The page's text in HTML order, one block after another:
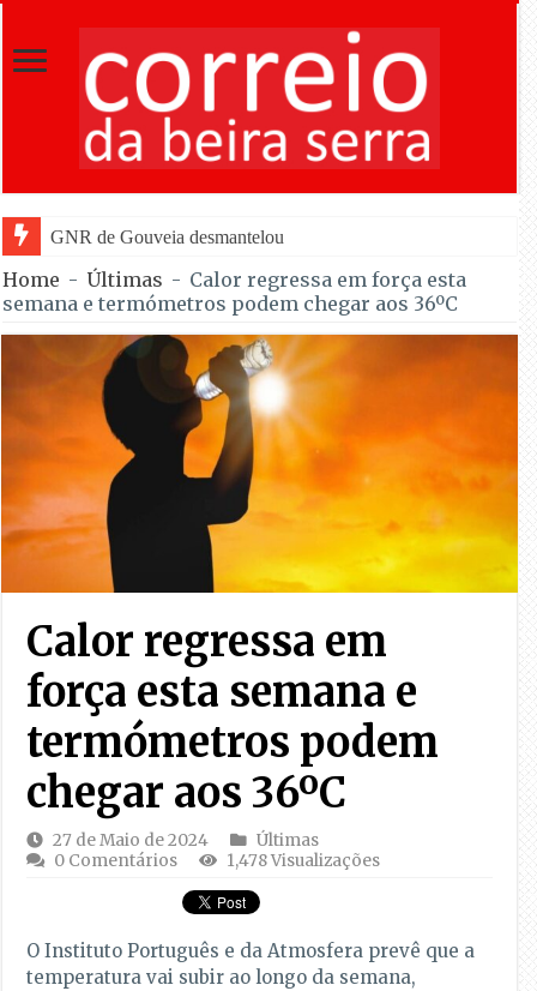
GNR de Gouveia desmantelou alegada rede de furtos de co
Home - Últimas - Calor regressa em força esta
semana e termómetros podem chegar aos 36ºC
Calor regressa em
força esta semana e
termómetros podem
chegar aos 36ºC
27 de Maio de 2024
Últimas
0 Comentários
1,478 Visualizações
O Instituto Português e da Atmosfera prevê que a
temperatura vai subir ao longo da semana,